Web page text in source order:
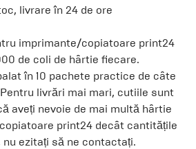
livrare în 24 de ore
imprimante/copiatoare print24
de coli de hârtie fiecare.
în 10 pachete practice de câte
livrări mai mari, cutiile sunt
aveți nevoie de mai multă hârtie
print24 decât cantitățile
ezitați să ne contactați.